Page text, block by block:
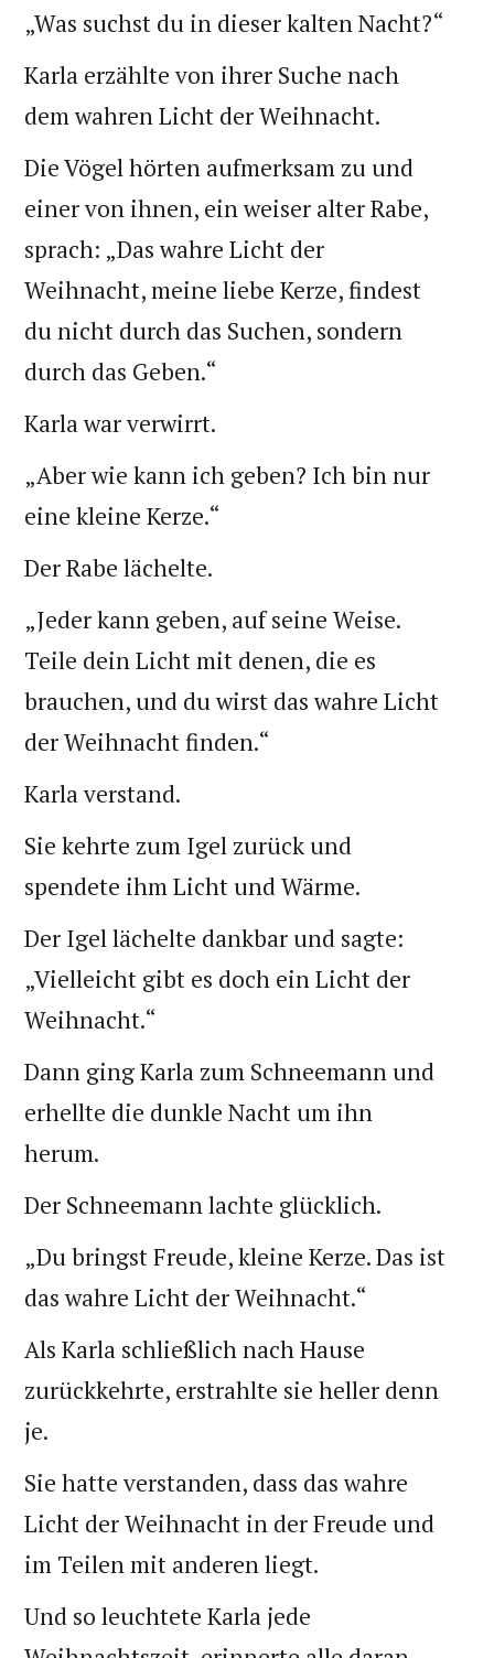
„Was suchst du in dieser kalten Nacht?“
Karla erzählte von ihrer Suche nach
dem wahren Licht der Weihnacht.
Die Vögel hörten aufmerksam zu und
einer von ihnen, ein weiser alter Rabe,
sprach: „Das wahre Licht der
Weihnacht, meine liebe Kerze, findest
du nicht durch das Suchen, sondern
durch das Geben.“
Karla war verwirrt.
„Aber wie kann ich geben? Ich bin nur
eine kleine Kerze.“
Der Rabe lächelte.
„Jeder kann geben, auf seine Weise.
Teile dein Licht mit denen, die es
brauchen, und du wirst das wahre Licht
der Weihnacht finden.“
Karla verstand.
Sie kehrte zum Igel zurück und
spendete ihm Licht und Wärme.
Der Igel lächelte dankbar und sagte:
„Vielleicht gibt es doch ein Licht der
Weihnacht.“
Dann ging Karla zum Schneemann und
erhellte die dunkle Nacht um ihn
herum.
Der Schneemann lachte glücklich.
„Du bringst Freude, kleine Kerze. Das ist
das wahre Licht der Weihnacht.“
Als Karla schließlich nach Hause
zurückkehrte, erstrahlte sie heller denn
je.
Sie hatte verstanden, dass das wahre
Licht der Weihnacht in der Freude und
im Teilen mit anderen liegt.
Und so leuchtete Karla jede